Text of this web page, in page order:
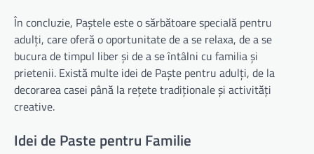
În concluzie, Paștele este o sărbătoare specială pentru
adulți, care oferă o oportunitate de a se relaxa, de a se
bucura de timpul liber și de a se întâlni cu familia și
prietenii. Există multe idei de Paște pentru adulți, de la
decorarea casei până la rețete tradiționale și activități
creative.
Idei de Paste pentru Familie